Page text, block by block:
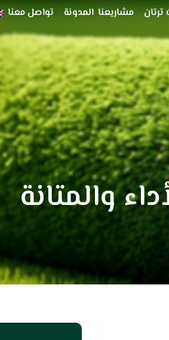
ترتان مشاريعنا المدونة تواصل معنا
والمتانة